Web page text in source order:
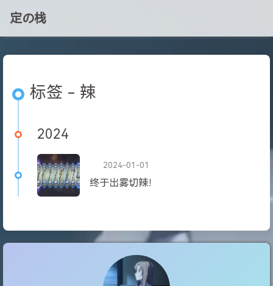
定の栈
标签 - 辣
2024
2024-01-01
终于出雾切辣！